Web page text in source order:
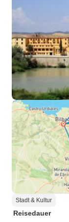
Stadt & Kultur
Reisedauer